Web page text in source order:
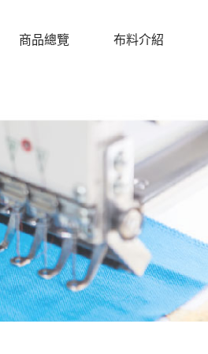
商品總覽 布料介紹